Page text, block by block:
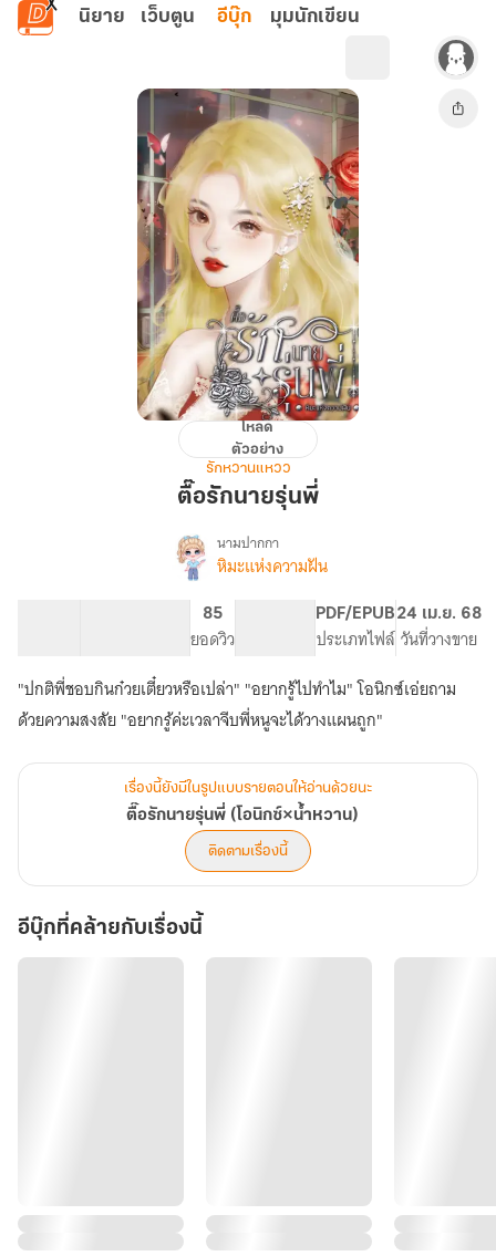
ข้ามไปยังเนื้อหาหลัก
นิยาย เว็บตูน อีบุ๊ก มุมนักเขียน
โหลด
ตัวอย่าง
รักหวานแหวว
ตื๊อรักนายรุ่นพี่
เรื่อง
(โอนิกซ์×น้ำ
หวาน)
นามปากกา
หิมะแห่งความฝัน
85
ยอดวิว
PDF/EPUB
ประเภทไฟล์
24 เม.ย. 68
วันที่วางขาย
"ปกติพี่ชอบกินก๋วยเตี๋ยวหรือเปล่า" "อยากรู้ไปทำไม" โอนิกซ์เอ่ยถาม
ด้วยความสงสัย "อยากรู้ค่ะเวลาจีบพี่หนูจะได้วางแผนถูก"
เรื่องนี้ยังมีในรูปแบบรายตอนให้อ่านด้วยนะ
ตื๊อรักนายรุ่นพี่ (โอนิกซ์×น้ำหวาน)
ติดตามเรื่องนี้
อีบุ๊กที่คล้ายกับเรื่องนี้